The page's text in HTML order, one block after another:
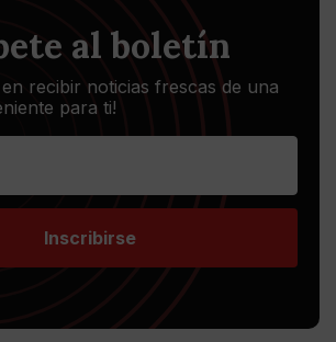
al boletín
en recibir noticias frescas de una
para ti!
Inscribirse